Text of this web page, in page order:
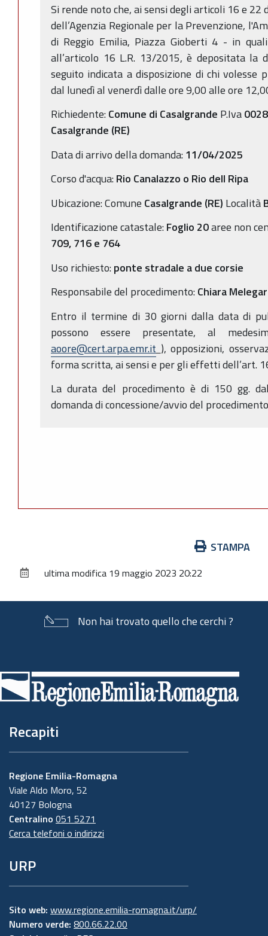
Si rende noto che, ai sensi degli articoli 16 e
dell’Agenzia Regionale per la Prevenzione,
di Reggio Emilia, Piazza Gioberti 4 - in
all’articolo 16 L.R. 13/2015, è depositata la
seguito indicata a disposizione di chi volesse
dal lunedì al venerdì dalle ore 9,00 alle ore
Richiedente:Comune di Casalgrande P.Iva
Casalgrande (RE)
Data di arrivo della domanda:11/04/2025
Corso d'acqua:Rio Canalazzo o Rio dell Ripa
Ubicazione: Comune Casalgrande (RE) Località
Identificazione catastale:Foglio 20aree non
709, 716 e 764
Uso richiesto:ponte stradale a due corsie
Responsabile del procedimento:Chiara
Entro il termine di 30 giorni dalla data di
possono essere presentate, al
aoore@cert.arpa.emr.it ), opposizioni,
forma scritta, ai sensi e per gli effetti dell’art.
La durata del procedimento è di 150 gg.
domanda di concessione/avvio del
documento
STAMPA
ultima modifica 19 maggio 2023 20:22
Non hai trovato quello che cerchi ?
di
pagina
Recapiti
Regione Emilia-Romagna
Viale Aldo Moro, 52
40127 Bologna
Centralino 051 5271
Cerca telefoni o indirizzi
URP
Sito web: www.regione.emilia-romagna.it/urp/
Numero verde: 800.66.22.00